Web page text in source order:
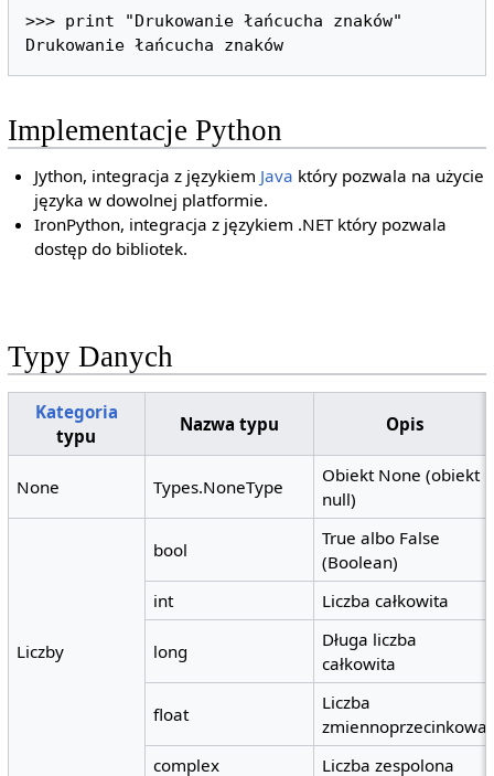
>>> print "Drukowanie łańcucha znaków"
Drukowanie łańcucha znaków
Implementacje Python
Jython, integracja z językiem Java który pozwala na użycie
języka w dowolnej platformie.
IronPython, integracja z językiem .NET który pozwala
dostęp do bibliotek.
Typy Danych
Kategoria
typu
Nazwa typu Opis
None Types.NoneType
Obiekt None (obiekt
null)
Liczby
bool
True albo False
(Boolean)
int
Liczba całkowita
long
Długa liczba
całkowita
float
Liczba
zmiennoprzecinkowa
complex
Liczba zespolona